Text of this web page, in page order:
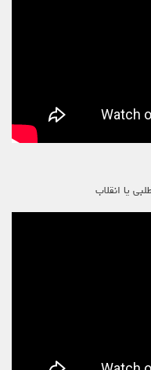
یا انقلاب